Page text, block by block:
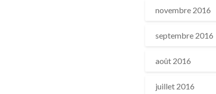
novembre 2016
septembre 2016
août 2016
juillet 2016